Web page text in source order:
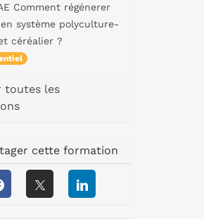
Comment régénerer
système polyculture-
céréalier ?
toutes les
cette formation